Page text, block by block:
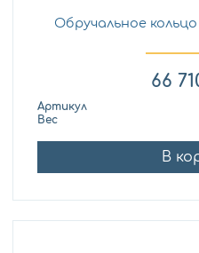
Обручальное
66
Артикул
Вес
В